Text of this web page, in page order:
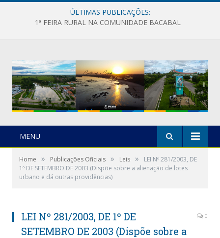
ÚLTIMAS PUBLICAÇÕES:
1ª FEIRA RURAL NA COMUNIDADE BACABAL
MENU
Home » Publicações Oficiais » Leis »
LEI Nº 281/2003, DE
1º DE SETEMBRO DE 2003 (Dispõe sobre a alienação de lotes
urbano e dá outras providências)
LEI Nº 281/2003, DE 1º DE
SETEMBRO DE 2003 (Dispõe sobre a
0